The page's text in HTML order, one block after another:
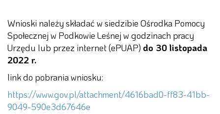
Wnioski należy składać w siedzibie Ośrodka Pomocy
Społecznej w Podkowie Leśnej w godzinach pracy
Urzędu lub przez internet (ePUAP) do 30 listopada
2022 r.
link do pobrania wniosku:
https://www.gov.pl/attachment/4616bad0-ff83-41bb-
9049-590e3d67646e